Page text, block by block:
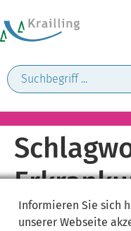
Informieren Sie sich
unserer Webseite